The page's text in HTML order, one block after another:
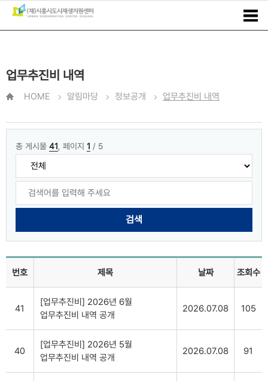
업무추진비 내역
HOME 알림마당 정보공개 업무추진비 내역
총 게시물 41 , 페이지 1 / 5
검색
번호 제목 날짜 조회수
41
[업무추진비] 2026년 6월
업무추진비 내역 공개
2026.07.08 105
40
[업무추진비] 2026년 5월
업무추진비 내역 공개
2026.07.08 91